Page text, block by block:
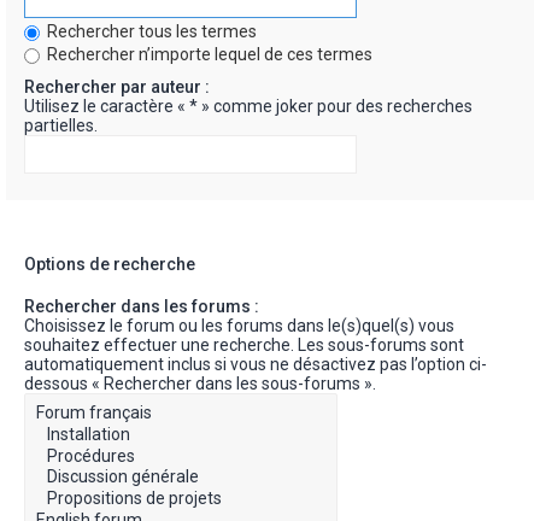
Rechercher tous les termes
Rechercher n’importe lequel de ces termes
Rechercher par auteur :
Utilisez le caractère « * » comme joker pour des recherches
partielles.
Options de recherche
Rechercher dans les forums :
Choisissez le forum ou les forums dans le(s)quel(s) vous
souhaitez effectuer une recherche. Les sous-forums sont
automatiquement inclus si vous ne désactivez pas l’option ci-
dessous « Rechercher dans les sous-forums ».